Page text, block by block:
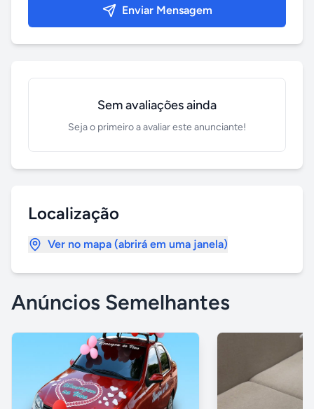
Enviar Mensagem
Sem avaliações ainda
Seja o primeiro a avaliar este anunciante!
Localização
Ver no mapa (abrirá em uma janela)
Anúncios Semelhantes